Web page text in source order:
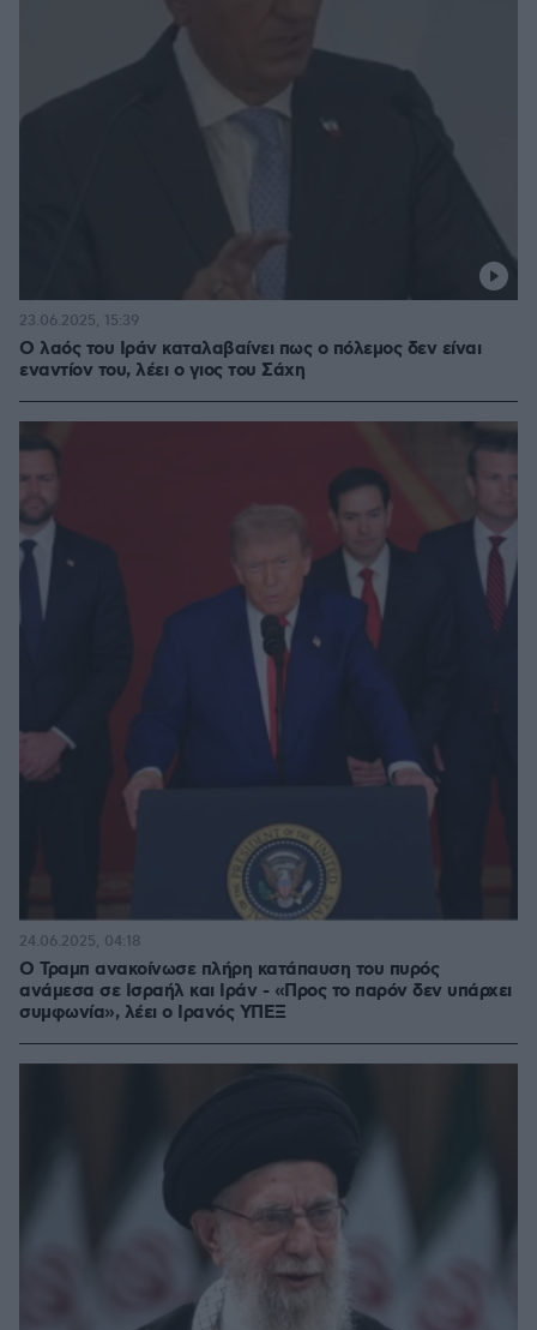
Ο λαός του Ιράν καταλαβαίνει πως ο πόλεμος δεν είναι
εναντίον του, λέει ο γιος του Σάχη
23.06.2025, 15:39
Ο Τραμπ ανακοίνωσε πλήρη κατάπαυση του πυρός
ανάμεσα σε Ισραήλ και Ιράν - «Προς το παρόν δεν υπάρχει
συμφωνία», λέει ο Ιρανός ΥΠΕΞ
24.06.2025, 04:18